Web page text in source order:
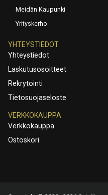
Meidän Kaupunki
Yrityskerho
YHTEYSTIEDOT
Yhteystiedot
Laskutusosoitteet
Rekrytointi
Tietosuojaseloste
VERKKOKAUPPA
Verkkokauppa
Ostoskori